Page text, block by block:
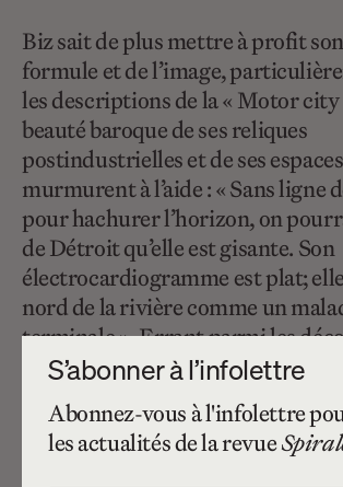
Biz sait de plus mettre à profit
formule et de l’image,
les descriptions de la « Motor city
beauté baroque de ses reliques
postindustrielles et de ses
murmurent à l’aide : « Sans ligne
pour hachurer l’horizon, on
de Détroit qu’elle est gisante. Son
électrocardiogramme est plat; elle
nord de la rivière comme un
terminale ». Errant parmi les
grisâtres de cette « Plywood city
peu enviable, Derek se reconstruit
généalogie porteuse d’avenir en
dans le continuum historique
S’abonner à l’infolettre
Abonnez-vous à l'infolettre
les actualités de la revue